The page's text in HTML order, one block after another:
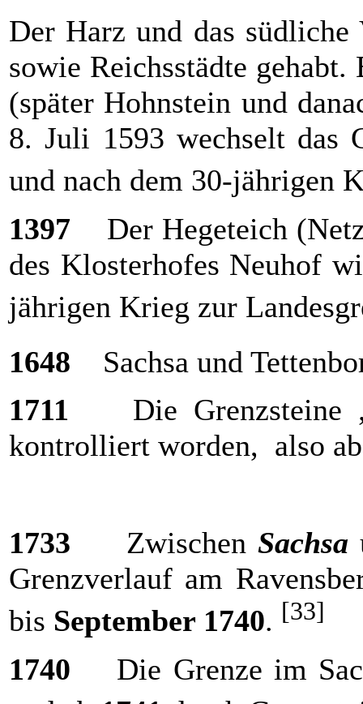
Der Harz und das
sowie Reichsstädte
(später Hohnstein und
8. Juli 1593 wechselt das
und nach dem 30-jährigen
1397 Der Hegeteich
des Klosterhofes Neuhof
jährigen Krieg zur
1648 Sachsa und
1711 Die
kontrolliert worden, also
1733 ZwischenSachsa
Grenzverlauf am
bis September 1740. [33]
1740 Die Grenze im